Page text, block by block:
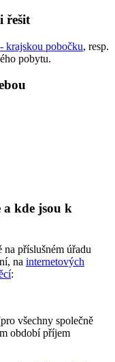
řešit
krajskou pobočku, resp.
pobytu.
a kde jsou k
příslušném úřadu
na internetových
:
všechny společně
období příjem